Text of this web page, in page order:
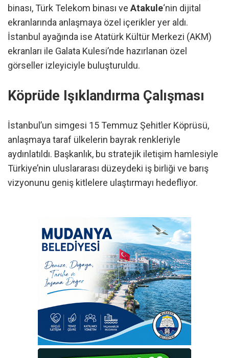
binası, Türk Telekom binası ve Atakule‘nin dijital
ekranlarında anlaşmaya özel içerikler yer aldı.
İstanbul ayağında ise Atatürk Kültür Merkezi (AKM)
ekranları ile Galata Kulesi’nde hazırlanan özel
görseller izleyiciyle buluşturuldu.
Köprüde Işıklandırma Çalışması
İstanbul’un simgesi 15 Temmuz Şehitler Köprüsü,
anlaşmaya taraf ülkelerin bayrak renkleriyle
aydınlatıldı. Başkanlık, bu stratejik iletişim hamlesiyle
Türkiye’nin uluslararası düzeydeki iş birliği ve barış
vizyonunu geniş kitlelere ulaştırmayı hedefliyor.